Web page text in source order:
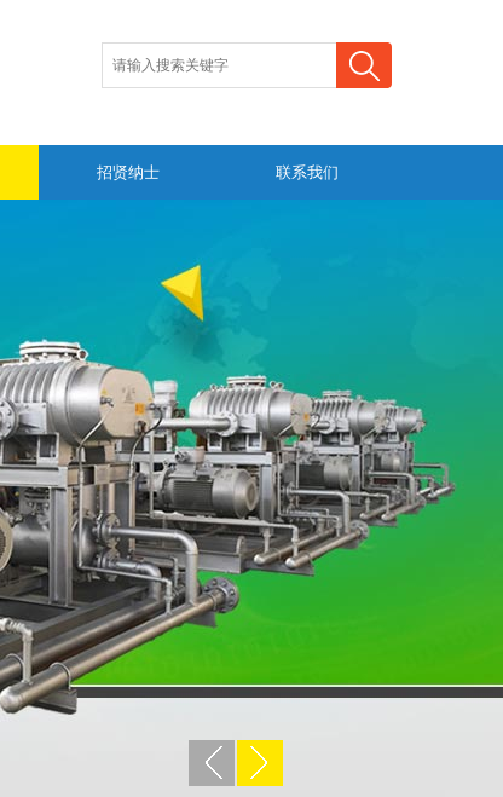
招贤纳士 联系我们